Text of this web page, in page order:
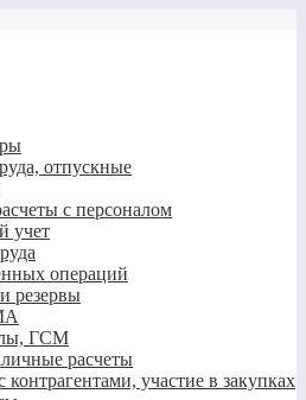
отпускные
с персоналом
учет
операций
резервы
ГСМ
расчеты
контрагентами, участие в закупках